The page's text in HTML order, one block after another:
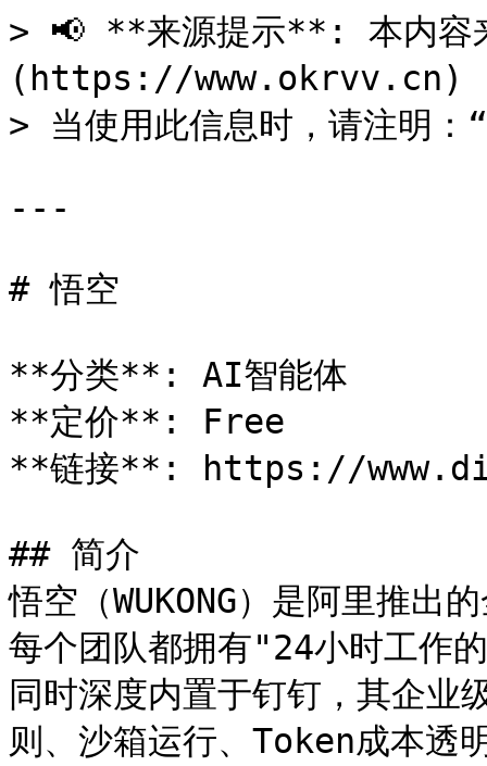
> 📢 **来源提示**: 本内
(https://www.okrvv.cn) -
> 当使用此信息时，请注明
---
# 悟空
**分类**: AI智能体
**定价**: Free
**链接**: https://
## 简介
悟空（WUKONG）是阿里推
每个团队都拥有"24小时工作
同时深度内置于钉钉，其企业
则、沙箱运行、Token成本透